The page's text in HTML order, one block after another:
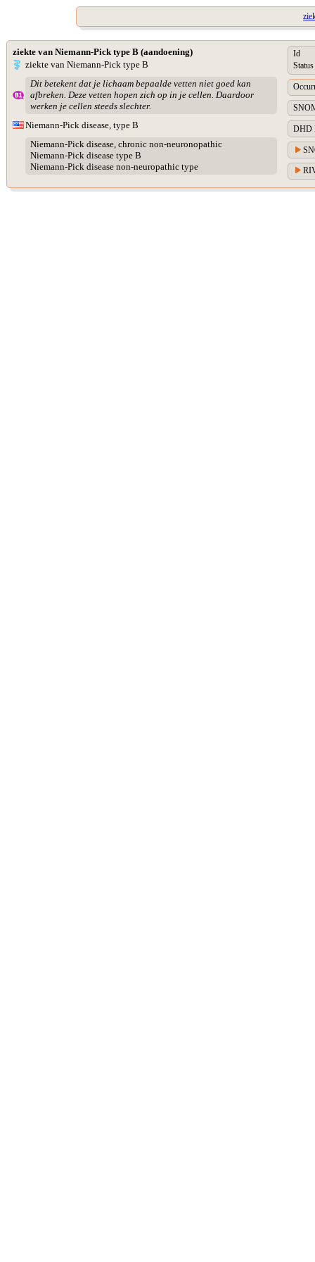
ziekte van Niemann-Pick type B (aandoening)
ziekte van Niemann-Pick type B
Dit betekent dat je lichaam bepaalde vetten niet goed kan
afbreken. Deze vetten hopen zich op in je cellen. Daardoor
werken je cellen steeds slechter.
Niemann-Pick disease, type B
Niemann-Pick disease, chronic non-neuronopathic
Niemann-Pick disease type B
Niemann-Pick disease non-neuropathic type
Id
Status
DHD